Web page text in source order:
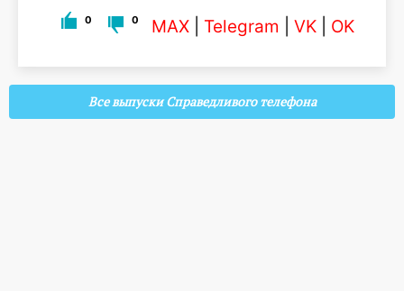
0 0 MAX Telegram VK OK
Все выпуски Справедливого телефона